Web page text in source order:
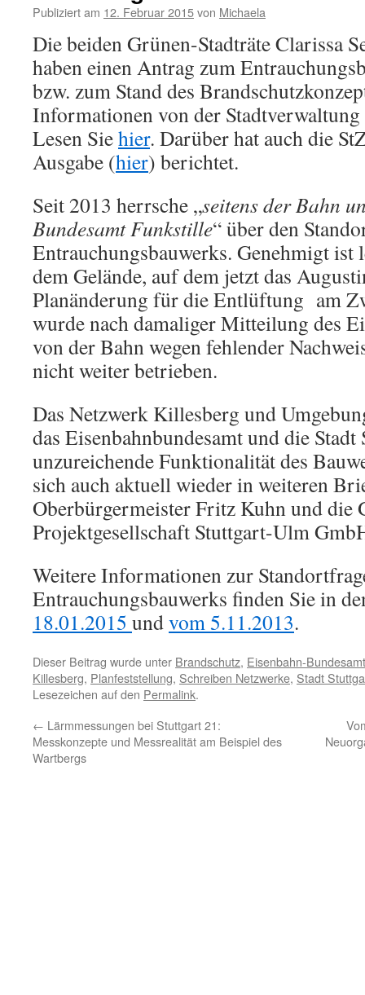
Publiziert am 12. Februar 2015von Michaela
Die beiden Grünen-Stadträte Clarissa
haben einen Antrag zum
bzw. zum Stand des
Informationen von der
Lesen Siehier. Darüber hat auch die
Ausgabe (hier) berichtet.
Seit 2013 herrsche „seitens der Bahn
Bundesamt Funkstille“ über den
Entrauchungsbauwerks. Genehmigt
dem Gelände, auf dem jetzt das
Planänderung für die Entlüftung am
wurde nach damaliger Mitteilung des
von der Bahn wegen fehlender
nicht weiter betrieben.
Das Netzwerk Killesberg und
das Eisenbahnbundesamt und die
unzureichende Funktionalität des
sich auch aktuell wieder in weiteren
Oberbürgermeister Fritz Kuhn und die
Projektgesellschaft Stuttgart-Ulm
Weitere Informationen zur
Entrauchungsbauwerks finden Sie in
18.01.2015 undvom 5.11.2013.
Dieser Beitrag wurde unter Brandschutz, Eisenbahn-Bundesamt
Killesberg, Planfeststellung, Schreiben Netzwerke, Stadt
Lesezeichen auf den Permalink.
← Lärmmessungen bei Stuttgart 21:
Messkonzepte und Messrealität am Beispiel des
Wartbergs